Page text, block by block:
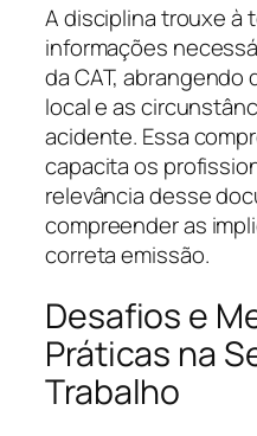
A disciplina trouxe à
informações
da CAT, abrangendo
local e as
acidente. Essa
capacita os
relevância desse
compreender as
correta emissão.
Desafios e
Práticas na
Trabalho